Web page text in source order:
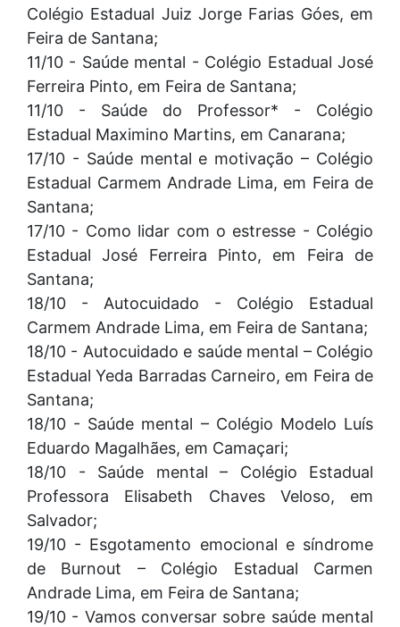
Colégio Estadual Juiz Jorge Farias Góes, em
Feira de Santana;
11/10 - Saúde mental - Colégio Estadual José
Ferreira Pinto, em Feira de Santana;
11/10 - Saúde do Professor* - Colégio
Estadual Maximino Martins, em Canarana;
17/10 - Saúde mental e motivação – Colégio
Estadual Carmem Andrade Lima, em Feira de
Santana;
17/10 - Como lidar com o estresse - Colégio
Estadual José Ferreira Pinto, em Feira de
Santana;
18/10 - Autocuidado - Colégio Estadual
Carmem Andrade Lima, em Feira de Santana;
18/10 - Autocuidado e saúde mental – Colégio
Estadual Yeda Barradas Carneiro, em Feira de
Santana;
18/10 - Saúde mental – Colégio Modelo Luís
Eduardo Magalhães, em Camaçari;
18/10 - Saúde mental – Colégio Estadual
Professora Elisabeth Chaves Veloso, em
Salvador;
19/10 - Esgotamento emocional e síndrome
de Burnout – Colégio Estadual Carmen
Andrade Lima, em Feira de Santana;
19/10 - Vamos conversar sobre saúde mental